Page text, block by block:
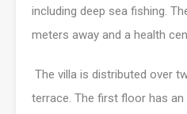
including deep sea fishing.
meters away and a health
The villa is distributed over
terrace. The first floor has an